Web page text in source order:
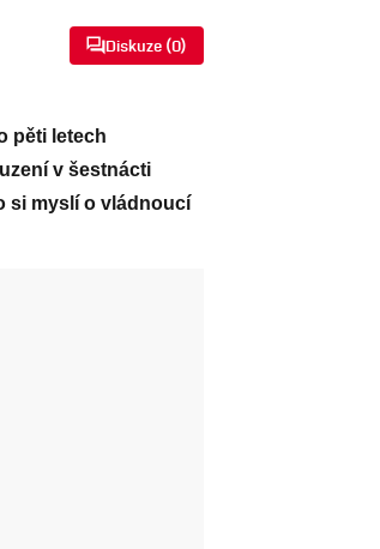
Diskuze (0)
pěti letech
v šestnácti
si myslí o vládnoucí